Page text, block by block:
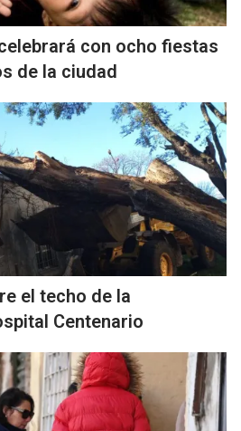
con ocho fiestas
de la ciudad
el techo de la
Centenario